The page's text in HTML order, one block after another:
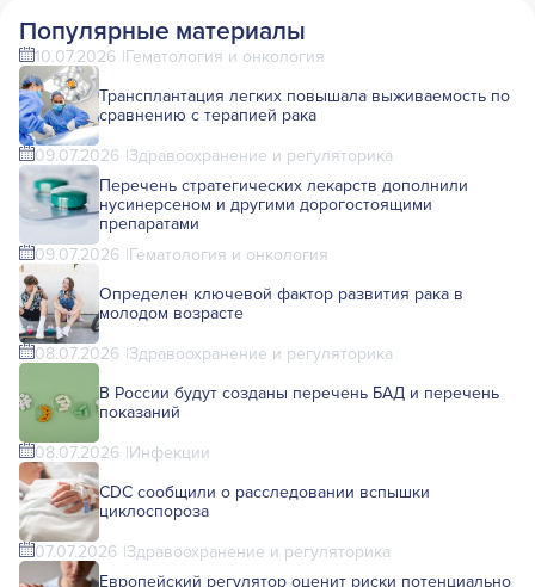
Популярные материалы
10.07.2026 Гематология и онкология
Трансплантация легких повышала выживаемость по
сравнению с терапией рака
09.07.2026 Здравоохранение и регуляторика
Перечень стратегических лекарств дополнили
нусинерсеном и другими дорогостоящими
препаратами
09.07.2026 Гематология и онкология
Определен ключевой фактор развития рака в
молодом возрасте
08.07.2026 Здравоохранение и регуляторика
В России будут созданы перечень БАД и перечень
показаний
08.07.2026 Инфекции
CDC сообщили о расследовании вспышки
циклоспороза
07.07.2026 Здравоохранение и регуляторика
Европейский регулятор оценит риски потенциально